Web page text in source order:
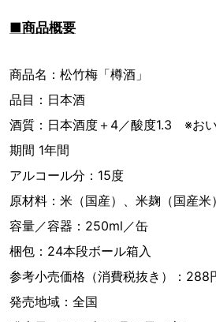
■商品概要
商品名：松竹梅「樽酒」
品目：日本酒
酒質：日本酒度＋4／酸度1.3 ※お
期間 1年間
アルコール分：15度
原材料：米（国産）、米麹（国産
容量／容器：250ml／缶
梱包：24本段ボール箱入
参考小売価格（消費税抜き）：288
発売地域：全国